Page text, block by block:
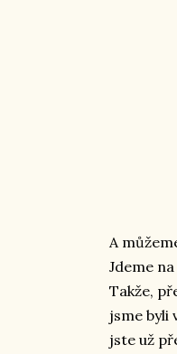
A
Jdeme
Takže,
jsme byli
jste už